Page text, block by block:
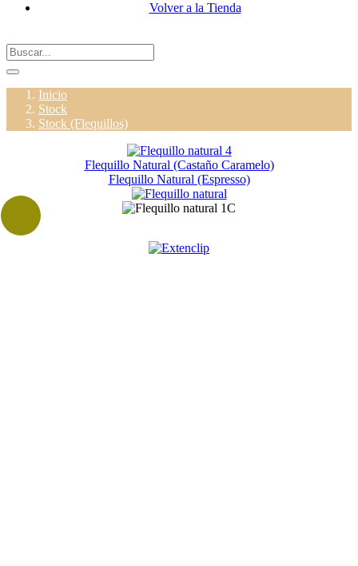
Volver a la Tienda
Inicio
Stock
Stock (Flequillos)
Flequillo Natural (Castaño Caramelo)
Flequillo Natural (Espresso)